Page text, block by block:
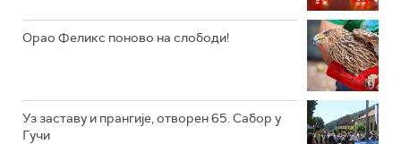
Орао Феликс поново на слободи!
Уз заставу и прангије, отворен 65. Сабор у
Гучи